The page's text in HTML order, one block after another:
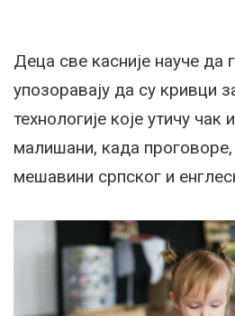
Деца све касније науче да
упозоравају да су кривци
технологије које утичу чак
малишани, када проговоре,
мешавини српског и